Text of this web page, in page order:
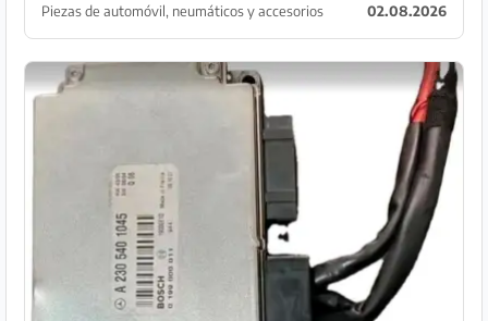
Piezas de automóvil, neumáticos y accesorios 02.08.2026